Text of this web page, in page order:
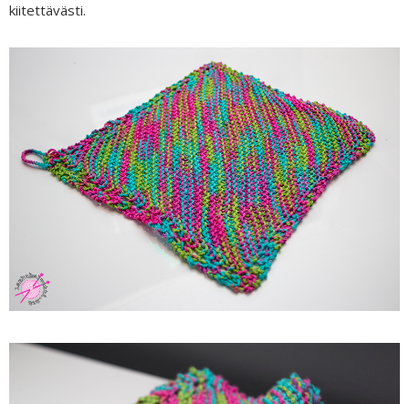
kiitettävästi.